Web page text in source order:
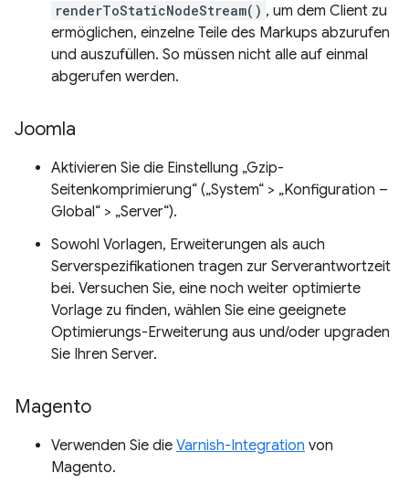
renderToStaticNodeStream() , um dem Client zu
ermöglichen, einzelne Teile des Markups abzurufen
und auszufüllen. So müssen nicht alle auf einmal
abgerufen werden.
Joomla
Aktivieren Sie die Einstellung „Gzip-
Seitenkomprimierung“ („System“ > „Konfiguration –
Global“ > „Server“).
Sowohl Vorlagen, Erweiterungen als auch
Serverspezifikationen tragen zur Serverantwortzeit
bei. Versuchen Sie, eine noch weiter optimierte
Vorlage zu finden, wählen Sie eine geeignete
Optimierungs-Erweiterung aus und/oder upgraden
Sie Ihren Server.
Magento
Verwenden Sie die Varnish-Integration von
Magento.